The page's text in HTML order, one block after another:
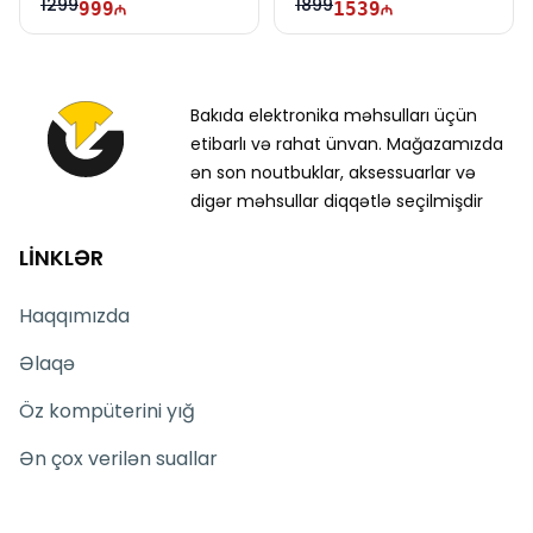
1299999 18991539
Bakıda elektronika məhsulları üçün
etibarlı və rahat ünvan. Mağazamızda
ən son noutbuklar, aksessuarlar və
digər məhsullar diqqətlə seçilmişdir
LİNKLƏR
Haqqımızda
Əlaqə
Öz kompüterini yığ
Ən çox verilən suallar